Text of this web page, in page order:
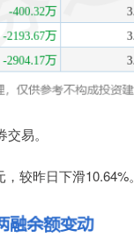
易。
较昨日下滑10.64%。